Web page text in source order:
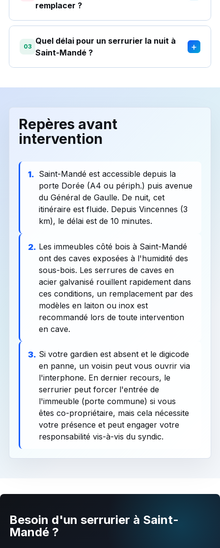
remplacer ?
03
Quel délai pour un serrurier la nuit à
Saint-Mandé ?
+
Repères avant
intervention
1. Saint-Mandé est accessible depuis la
porte Dorée (A4 ou périph.) puis avenue
du Général de Gaulle. De nuit, cet
itinéraire est fluide. Depuis Vincennes (3
km), le délai est de 10 minutes.
2. Les immeubles côté bois à Saint-Mandé
ont des caves exposées à l'humidité des
sous-bois. Les serrures de caves en
acier galvanisé rouillent rapidement dans
ces conditions, un remplacement par des
modèles en laiton ou inox est
recommandé lors de toute intervention
en cave.
3. Si votre gardien est absent et le digicode
en panne, un voisin peut vous ouvrir via
l'interphone. En dernier recours, le
serrurier peut forcer l'entrée de
l'immeuble (porte commune) si vous
êtes co-propriétaire, mais cela nécessite
votre présence et peut engager votre
responsabilité vis-à-vis du syndic.
Besoin d'un serrurier à Saint-
Mandé ?